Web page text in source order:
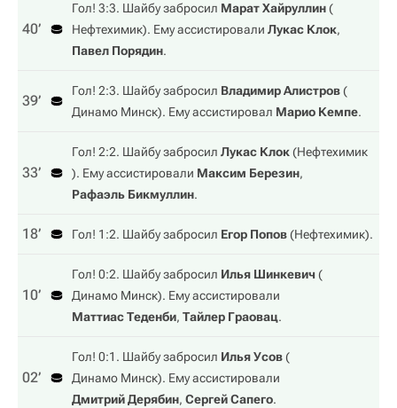
40‎’‎
Гол! 3:3. Шайбу забросил Марат Хайруллин(
Нефтехимик). Ему ассистировали Лукас Клок,
Павел Порядин.
39‎’‎
Гол! 2:3. Шайбу забросил Владимир Алистров(
Динамо Минск). Ему ассистировал Марио Кемпе.
33‎’‎
Гол! 2:2. Шайбу забросил Лукас Клок(Нефтехимик
). Ему ассистировали Максим Березин,
Рафаэль Бикмуллин.
18‎’‎ Гол! 1:2. Шайбу забросил Егор Попов(Нефтехимик).
10‎’‎
Гол! 0:2. Шайбу забросил Илья Шинкевич(
Динамо Минск). Ему ассистировали
Маттиас Теденби, Тайлер Граовац.
02‎’‎
Гол! 0:1. Шайбу забросил Илья Усов(
Динамо Минск). Ему ассистировали
Дмитрий Дерябин, Сергей Сапего.